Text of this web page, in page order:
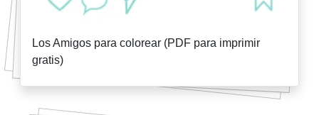
Los Amigos para colorear (PDF para imprimir
gratis)